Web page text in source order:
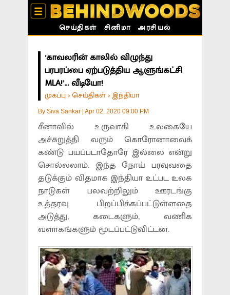
செய்திகள் சினிமா அரசியல்
‘காவலரின் காலில் விழுந்து
பரபரப்பை ஏற்படுத்திய ஆளுங்கட்சி
MLA!’... வீடியோ!
முகப்பு >செய்திகள் > இந்தியா
By Siva Sankar Apr 02, 2020 09:00 PM
சீனாவில் உருவாகி உலகையே
அச்சுறுத்தி வரும் கொரோனாவைக்
கண்டு பயப்படாதோரே இல்லை என்று
சொல்லலாம். இந்த நோய் பரவுவதை
தடுக்கும் விதமாக இந்தியா உட்பட உலக
நாடுகள் பலவற்றிலும் ஊரடங்கு
உத்தரவு பிறப்பிக்கப்பட்டுள்ளதை
அடுத்து, கடைகளும், வணிக
வளாகங்களும் மூடப்பட்டுவிட்டன.